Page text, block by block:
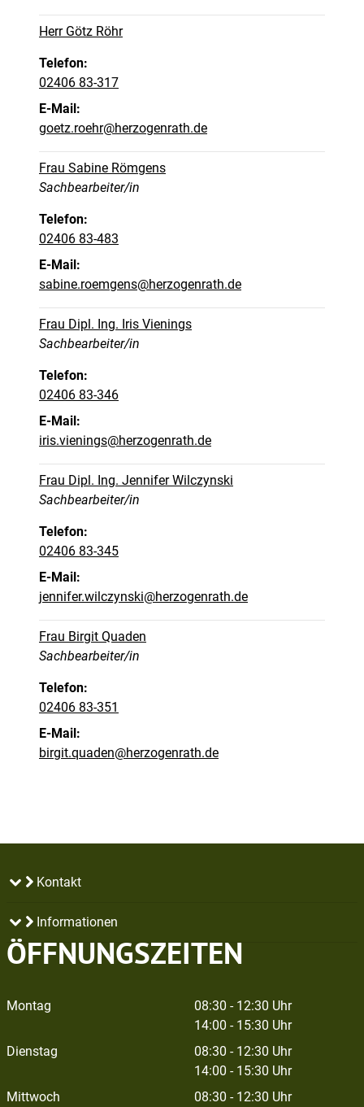
Herr Götz Röhr
Telefon:
02406 83-317
E-Mail:
goetz.roehr@herzogenrath.de
Frau Sabine Römgens
Position:
Sachbearbeiter/in
Telefon:
02406 83-483
E-Mail:
sabine.roemgens@herzogenrath.de
Frau Dipl. Ing. Iris Vienings
Position:
Sachbearbeiter/in
Telefon:
02406 83-346
E-Mail:
iris.vienings@herzogenrath.de
Frau Dipl. Ing. Jennifer Wilczynski
Position:
Sachbearbeiter/in
Telefon:
02406 83-345
E-Mail:
jennifer.wilczynski@herzogenrath.de
Frau Birgit Quaden
Position:
Sachbearbeiter/in
Telefon:
02406 83-351
E-Mail:
birgit.quaden@herzogenrath.de
Kontakt
Informationen
ÖFFNUNGSZEITEN
Montag
08:30 - 12:30 Uhr
14:00 - 15:30 Uhr
Dienstag
08:30 - 12:30 Uhr
14:00 - 15:30 Uhr
Mittwoch
08:30 - 12:30 Uhr